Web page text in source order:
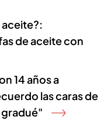
aceite?:
de aceite con
14 años a
las caras de
gradué"